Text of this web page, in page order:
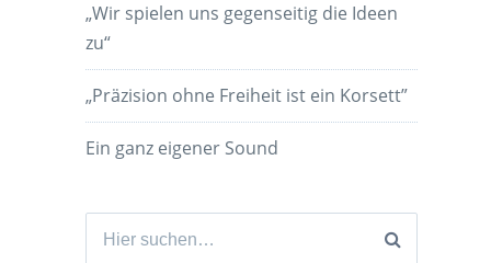
„Wir spielen uns gegenseitig die Ideen
zu“
„Präzision ohne Freiheit ist ein Korsett”
Ein ganz eigener Sound
Suchen